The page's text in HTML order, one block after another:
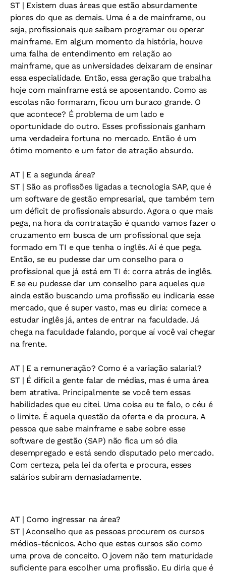
ST| Existem duas áreas que estão absurdamente
piores do que as demais. Uma é a de mainframe, ou
seja, profissionais que saibam programar ou operar
mainframe. Em algum momento da história, houve
uma falha de entendimento em relação ao
mainframe, que as universidades deixaram de ensinar
essa especialidade. Então, essa geração que trabalha
hoje com mainframe está se aposentando. Como as
escolas não formaram, ficou um buraco grande. O
que acontece? É problema de um lado e
oportunidade do outro. Esses profissionais ganham
uma verdadeira fortuna no mercado. Então é um
ótimo momento e um fator de atração absurdo.
AT| E a segunda área?
ST| São as profissões ligadas a tecnologia SAP, que é
um software de gestão empresarial, que também tem
um déficit de profissionais absurdo. Agora o que mais
pega, na hora da contratação é quando vamos fazer o
cruzamento em busca de um profissional que seja
formado em TI e que tenha o inglês. Aí é que pega.
Então, se eu pudesse dar um conselho para o
profissional que já está em TI é: corra atrás de inglês.
E se eu pudesse dar um conselho para aqueles que
ainda estão buscando uma profissão eu indicaria esse
mercado, que é super vasto, mas eu diria: comece a
estudar inglês já, antes de entrar na faculdade. Já
chega na faculdade falando, porque aí você vai chegar
na frente.
AT| E a remuneração? Como é a variação salarial?
ST| É difícil a gente falar de médias, mas é uma área
bem atrativa. Principalmente se você tem essas
habilidades que eu citei. Uma coisa eu te falo, o céu é
o limite. É aquela questão da oferta e da procura. A
pessoa que sabe mainframe e sabe sobre esse
software de gestão (SAP) não fica um só dia
desempregado e está sendo disputado pelo mercado.
Com certeza, pela lei da oferta e procura, esses
salários subiram demasiadamente.
AT| Como ingressar na área?
ST| Aconselho que as pessoas procurem os cursos
médios-técnicos. Acho que estes cursos são como
uma prova de conceito. O jovem não tem maturidade
suficiente para escolher uma profissão. Eu diria que é